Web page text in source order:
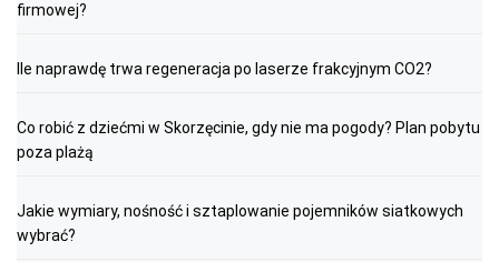
firmowej?
Ile naprawdę trwa regeneracja po laserze frakcyjnym CO2?
Co robić z dziećmi w Skorzęcinie, gdy nie ma pogody? Plan pobytu
poza plażą
Jakie wymiary, nośność i sztaplowanie pojemników siatkowych
wybrać?